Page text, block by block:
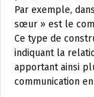
Par exemple,
sœur » est le
Ce type de
indiquant la
apportant ainsi
communication